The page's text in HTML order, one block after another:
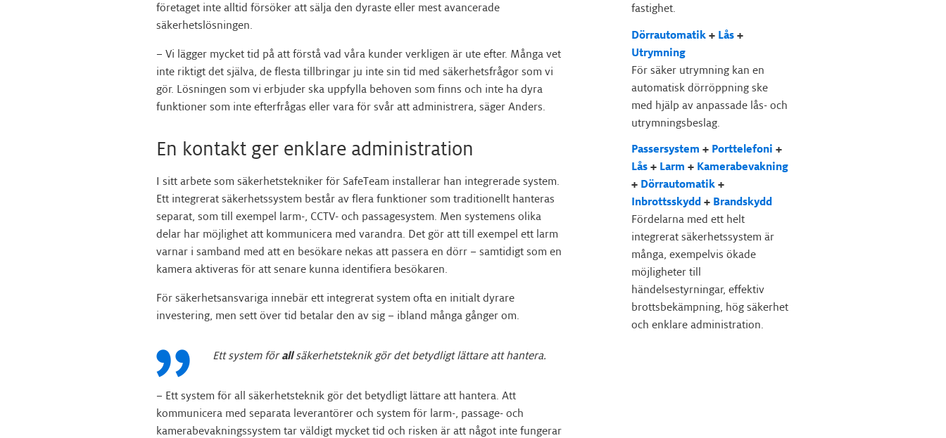
företaget inte alltid försöker att sälja den dyraste eller mest avancerade
säkerhetslösningen.
– Vi lägger mycket tid på att förstå vad våra kunder verkligen är ute efter. Många vet
inte riktigt det själva, de flesta tillbringar ju inte sin tid med säkerhetsfrågor som vi
gör. Lösningen som vi erbjuder ska uppfylla behoven som finns och inte ha dyra
funktioner som inte efterfrågas eller vara för svår att administrera, säger Anders.
En kontakt ger enklare administration
I sitt arbete som säkerhetstekniker för SafeTeam installerar han integrerade system.
Ett integrerat säkerhetssystem består av flera funktioner som traditionellt hanteras
separat, som till exempel larm-, CCTV- och passagesystem. Men systemens olika
delar har möjlighet att kommunicera med varandra. Det gör att till exempel ett larm
varnar i samband med att en besökare nekas att passera en dörr – samtidigt som en
kamera aktiveras för att senare kunna identifiera besökaren.
För säkerhetsansvariga innebär ett integrerat system ofta en initialt dyrare
investering, men sett över tid betalar den av sig – ibland många gånger om.
Ett system förallsäkerhetsteknik gör det betydligt lättare att hantera.
– Ett system för all säkerhetsteknik gör det betydligt lättare att hantera. Att
kommunicera med separata leverantörer och system för larm-, passage- och
kamerabevakningssystem tar väldigt mycket tid och risken är att något inte fungerar
fastighet.
Dörrautomatik + Lås +
Utrymning
För säker utrymning kan en
automatisk dörröppning ske
med hjälp av anpassade lås- och
utrymningsbeslag.
Passersystem + Porttelefoni +
Lås + Larm + Kamerabevakning
+ Dörrautomatik +
Inbrottsskydd + Brandskydd
Fördelarna med ett helt
integrerat säkerhetssystem är
många, exempelvis ökade
möjligheter till
händelsestyrningar, effektiv
brottsbekämpning, hög säkerhet
och enklare administration.